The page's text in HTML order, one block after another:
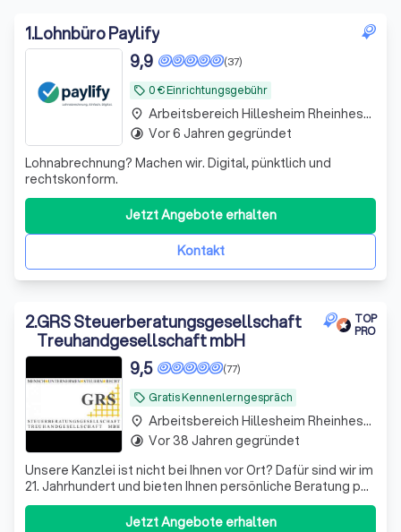
1.Lohnbüro Paylify
local_offer 0 € Einrichtungsgebühr
(37)
9,9
Lohnabrechnung? Machen wir. Digital, pünktlich und
rechtskonform.
Kontakt
Jetzt Angebote erhalten
place Arbeitsbereich Hillesheim Rheinhessen
timelapse Vor 6 Jahren gegründet
2.GRS Steuerberatungsgesellschaft
Treuhandgesellschaft mbH
TOP
PRO
local_offer Gratis Kennenlerngespräch
(77)
9,5
Unsere Kanzlei ist nicht bei Ihnen vor Ort? Dafür sind wir im
21. Jahrhundert und bieten Ihnen persönliche Beratung per
Video, WhatsApp und anderen Medien - wir sehen uns!
Datenaustausch - digitalJetzt Angebote erhalten
place Arbeitsbereich Hillesheim Rheinhessen
timelapse Vor 38 Jahren gegründet